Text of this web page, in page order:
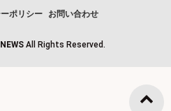
ポリシー お問い合わせ
All Rights Reserved.